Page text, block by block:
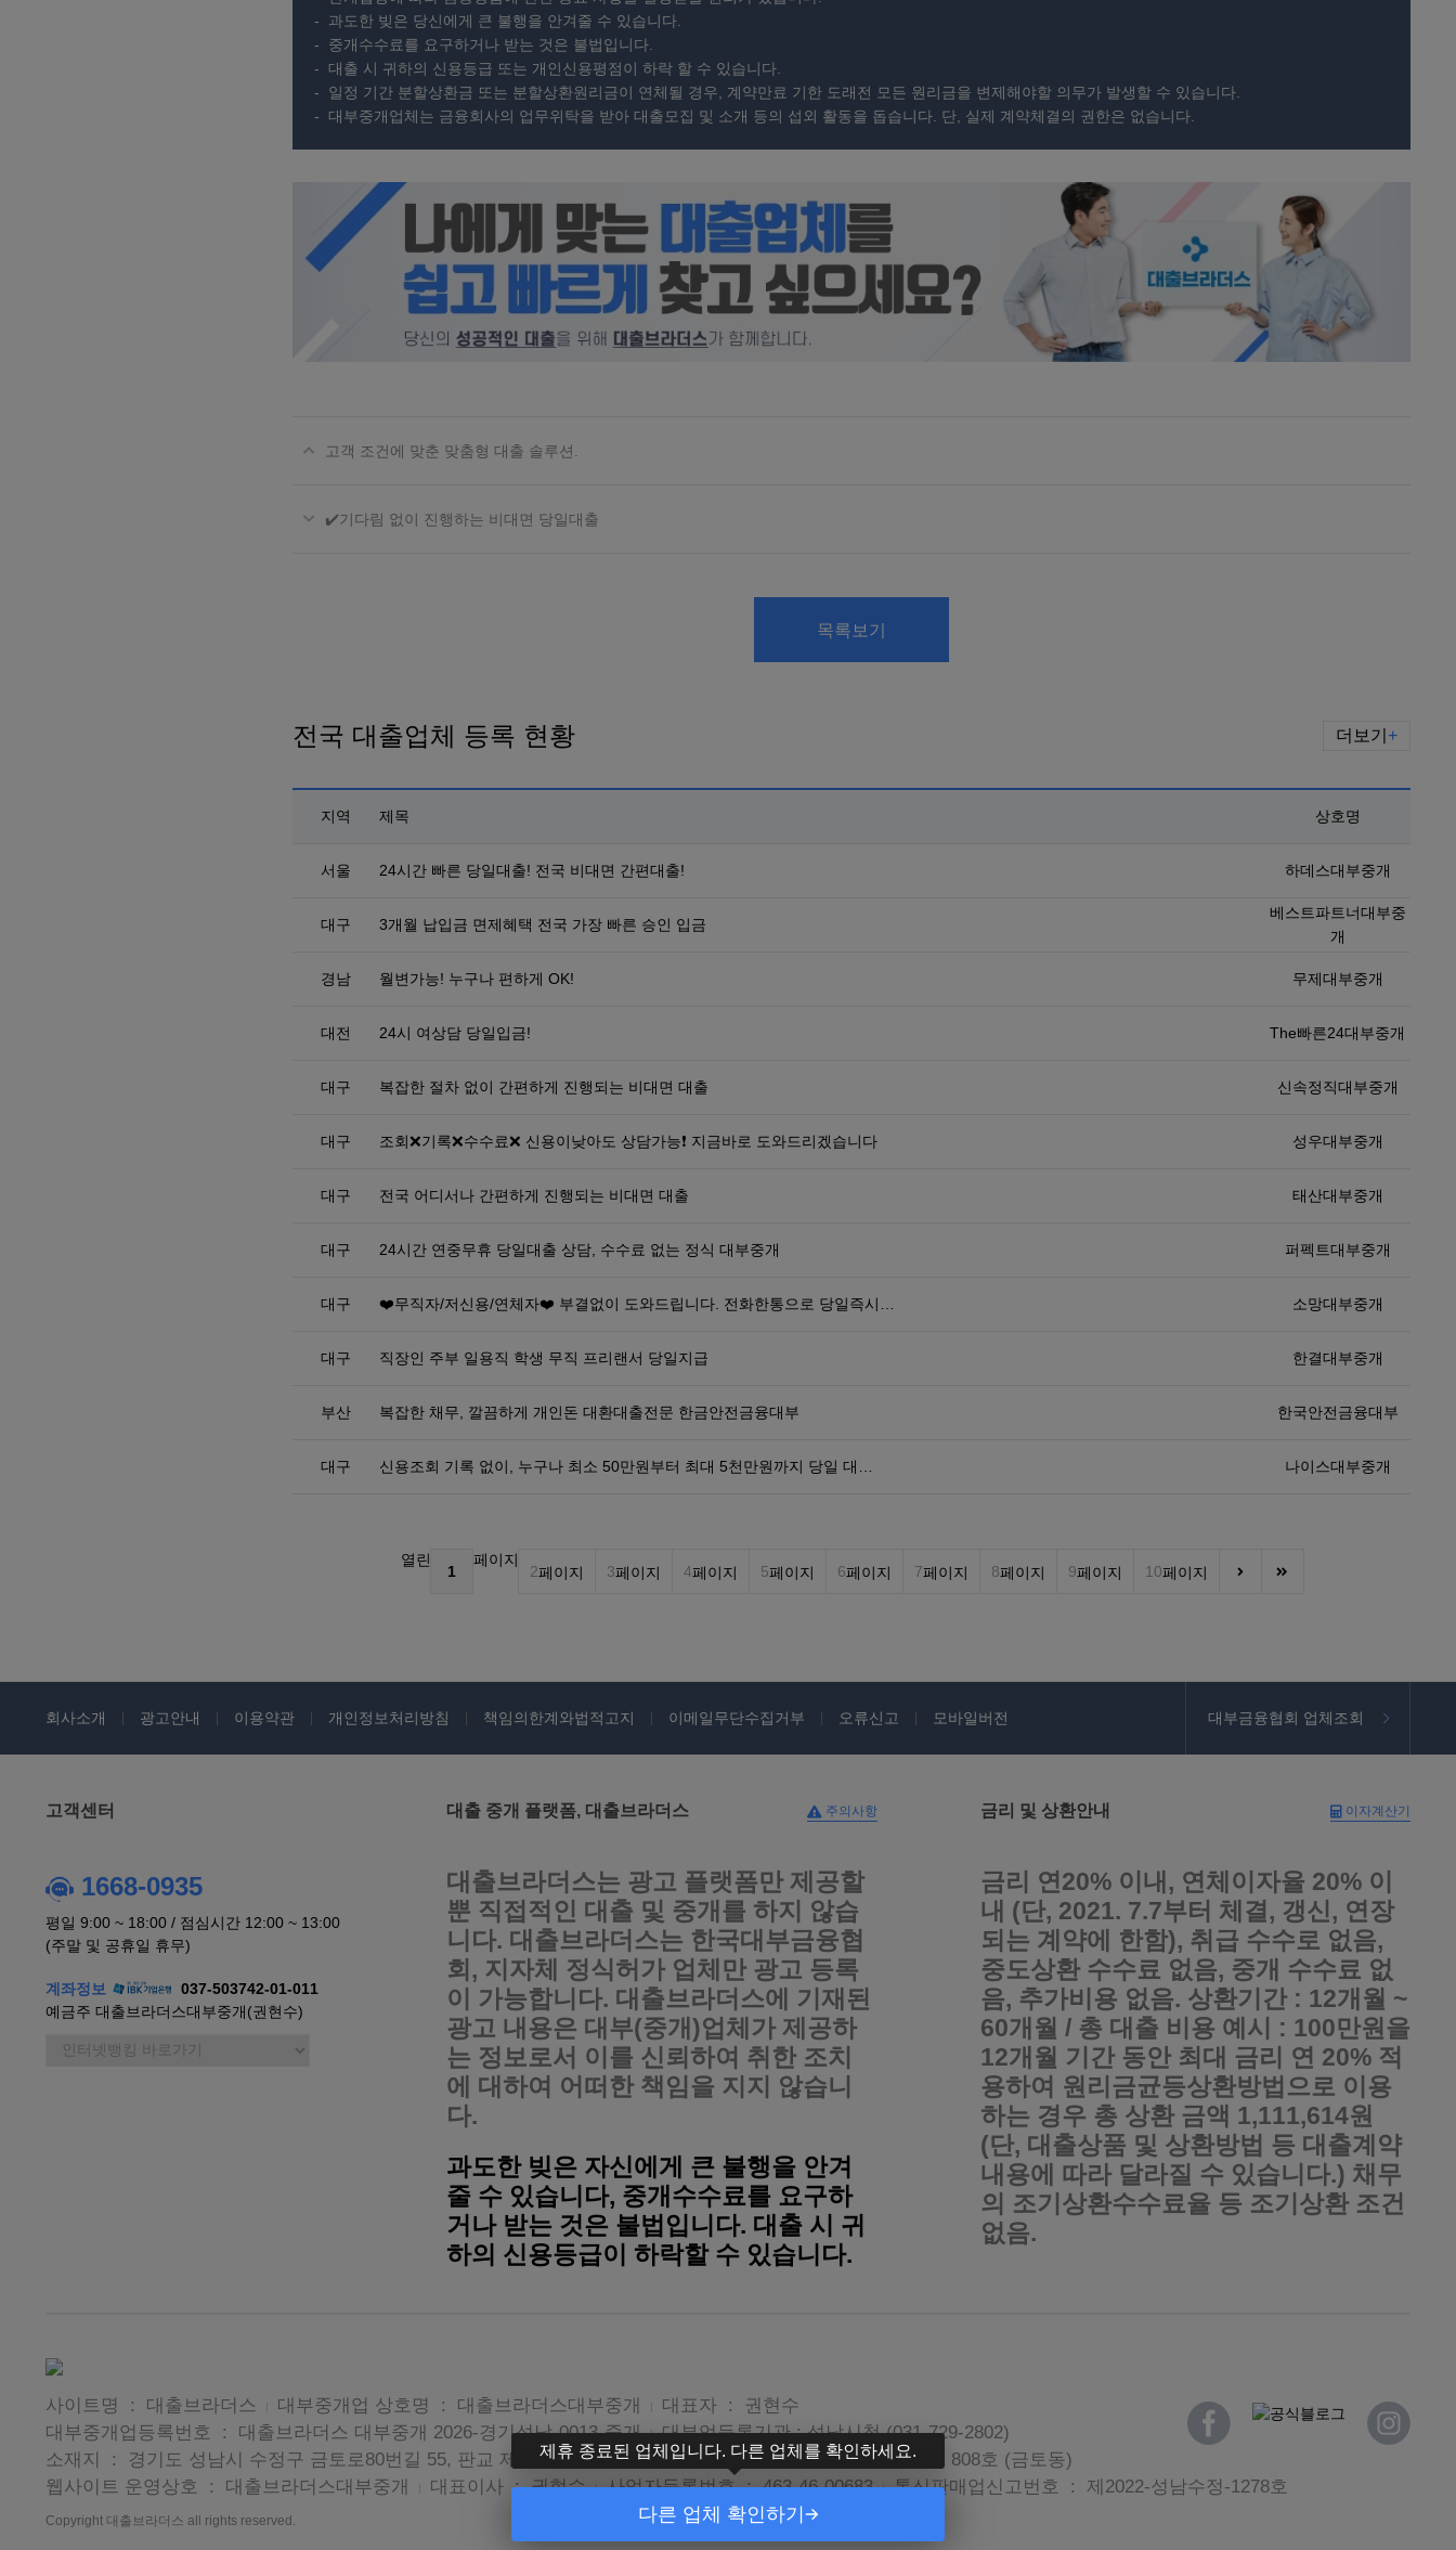
과도한 빚은 당신에게 큰 불행을 안겨줄 수 있습니다.
중개수수료를 요구하거나 받는 것은 불법입니다.
대출 시 귀하의 신용등급 또는 개인신용평점이 하락 할 수 있습니다.
일정 기간 분할상환금 또는 분할상환원리금이 연체될 경우, 계약만료 기한 도래전 모든 원리금을 변제해야할 의무가 발생할 수 있습니다.
대부중개업체는 금융회사의 업무위탁을 받아 대출모집 및 소개 등의 섭외 활동을 돕습니다. 단, 실제 계약체결의 권한은 없습니다.
고객 조건에 맞춘 맞춤형 대출 솔루션.
✔️기다림 없이 진행하는 비대면 당일대출
목록보기
전국 대출업체 등록 현황 더보기 +
지역 제목 상호명
서울 24시간 빠른 당일대출! 전국 비대면 간편대출! 하데스대부중개
대구 3개월 납입금 면제혜택 전국 가장 빠른 승인 입금
베스트파트너대부중
개
경남 월변가능! 누구나 편하게 OK! 무제대부중개
대전 24시 여상담 당일입금! The빠른24대부중개
대구 복잡한 절차 없이 간편하게 진행되는 비대면 대출 신속정직대부중개
대구 조회❌기록❌수수료❌ 신용이낮아도 상담가능❗ 지금바로 도와드리겠습니다 성우대부중개
대구 전국 어디서나 간편하게 진행되는 비대면 대출 태산대부중개
대구 24시간 연중무휴 당일대출 상담, 수수료 없는 정식 대부중개 퍼펙트대부중개
대구 ❤️무직자/저신용/연체자❤️ 부결없이 도와드립니다. 전화한통으로 당일즉시… 소망대부중개
대구 직장인 주부 일용직 학생 무직 프리랜서 당일지급 한결대부중개
부산 복잡한 채무, 깔끔하게 개인돈 대환대출전문 한금안전금융대부 한국안전금융대부
대구 신용조회 기록 없이, 누구나 최소 50만원부터 최대 5천만원까지 당일 대… 나이스대부중개
열린
1
페이지
2페이지 3페이지 4페이지 5페이지 6페이지 7페이지 8페이지 9페이지 10페이지
제휴 종료된 업체입니다. 다른 업체를 확인하세요.
다른 업체 확인하기
회사소개 광고안내 이용약관 개인정보처리방침 책임의한계와법적고지 이메일무단수집거부 오류신고 모바일버전 대부금융협회 업체조회
고객센터
1668-0935
평일 9:00 ~ 18:00 / 점심시간 12:00 ~ 13:00
(주말 및 공휴일 휴무)
계좌정보
037-503742-01-011
예금주 대출브라더스대부중개(권현수)
대출 중개 플랫폼, 대출브라더스 주의사항
대출브라더스는 광고 플랫폼만 제공할
뿐 직접적인 대출 및 중개를 하지 않습
니다. 대출브라더스는 한국대부금융협
회, 지자체 정식허가 업체만 광고 등록
이 가능합니다. 대출브라더스에 기재된
광고 내용은 대부(중개)업체가 제공하
는 정보로서 이를 신뢰하여 취한 조치
에 대하여 어떠한 책임을 지지 않습니
다.
과도한 빚은 자신에게 큰 불행을 안겨
줄 수 있습니다, 중개수수료를 요구하
거나 받는 것은 불법입니다. 대출 시 귀
하의 신용등급이 하락할 수 있습니다.
금리 및 상환안내 이자계산기
금리 연20% 이내, 연체이자율 20% 이
내 (단, 2021. 7.7부터 체결, 갱신, 연장
되는 계약에 한함), 취급 수수로 없음,
중도상환 수수료 없음, 중개 수수료 없
음, 추가비용 없음. 상환기간 : 12개월 ~
60개월 / 총 대출 비용 예시 : 100만원을
12개월 기간 동안 최대 금리 연 20% 적
용하여 원리금균등상환방법으로 이용
하는 경우 총 상환 금액 1,111,614원
(단, 대출상품 및 상환방법 등 대출계약
내용에 따라 달라질 수 있습니다.) 채무
의 조기상환수수료율 등 조기상환 조건
없음.
사이트명 : 대출브라더스 대부중개업 상호명 : 대출브라더스대부중개
대표자 : 권현수
대부중개업등록번호 : 대출브라더스 대부중개 2026-경기성남-0013-중개 |
대부업등록기관 : 성남시청 (031-729-2802)
소재지 : 경기도 성남시 수정구 금토로80번길 55, 판교 제2테크노밸리지 원시설용지D4-01, GT센트럴판교 8층 808호 (금토동)
웹사이트 운영상호 : 대출브라더스대부중개
대표이사 : 권현수 | 사업자등록번호 : 463-46-00683 | 통신판매업신고번호 : 제2022-성남수정-1278호
Copyright 대출브라더스 all rights reserved.